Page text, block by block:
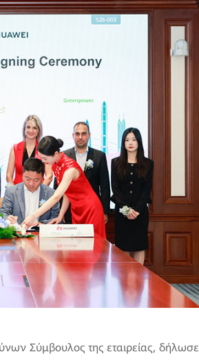
Σύμβουλος της εταιρείας, δήλωσε